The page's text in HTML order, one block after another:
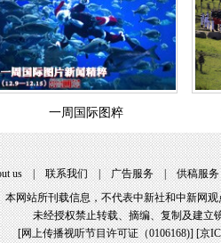
一周国际图粹
us|联系我们|广告服务|供稿服务
本网站所刊载信息，不代表中新社和中新网
未经授权禁止转载、摘编、复制及建立
[网上传播视听节目许可证（0106168)] [京